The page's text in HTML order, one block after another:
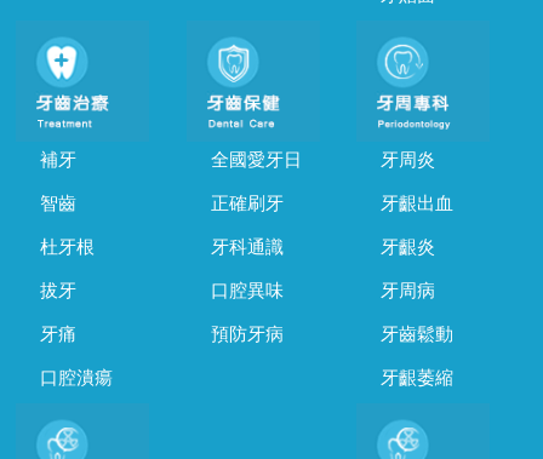
補牙
智齒
杜牙根
拔牙
牙痛
口腔潰瘍
全國愛牙日
正確刷牙
牙科通識
口腔異味
預防牙病
牙周炎
牙齦出血
牙齦炎
牙周病
牙齒鬆動
牙齦萎縮